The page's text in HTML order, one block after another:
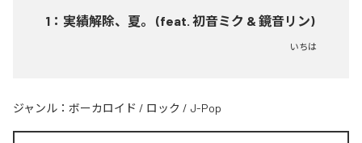
1 ： 実績解除、夏。 (feat. 初音ミク & 鏡音リン)
いちは
ジャンル： ボーカロイド / ロック / J-Pop